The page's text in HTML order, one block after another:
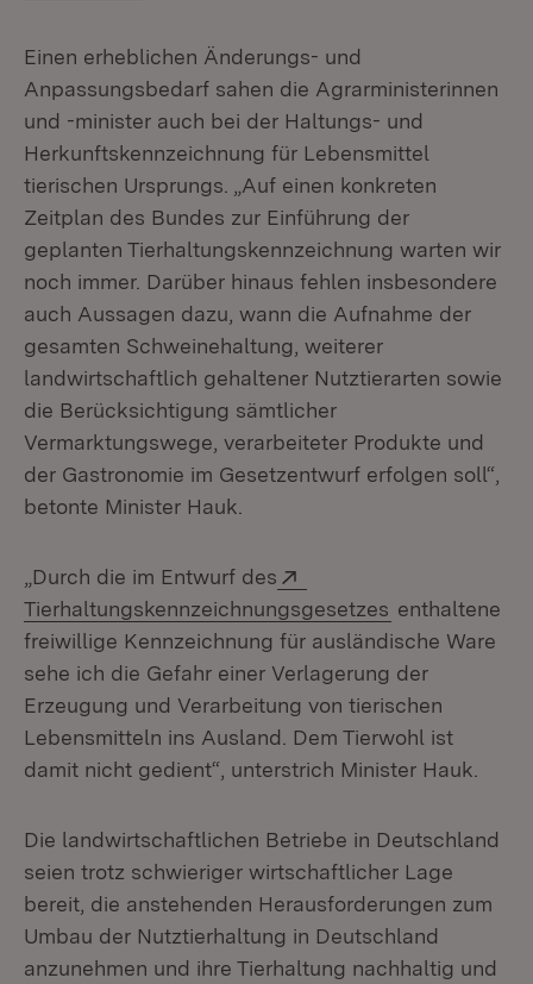
Einen erheblichen Änderungs- und
Anpassungsbedarf sahen die Agrarministerinnen
und -minister auch bei der Haltungs- und
Herkunftskennzeichnung für Lebensmittel
tierischen Ursprungs. „Auf einen konkreten
Zeitplan des Bundes zur Einführung der
geplanten Tierhaltungskennzeichnung warten wir
noch immer. Darüber hinaus fehlen insbesondere
auch Aussagen dazu, wann die Aufnahme der
gesamten Schweinehaltung, weiterer
landwirtschaftlich gehaltener Nutztierarten sowie
die Berücksichtigung sämtlicher
Vermarktungswege, verarbeiteter Produkte und
der Gastronomie im Gesetzentwurf erfolgen soll“,
betonte Minister Hauk.
„Durch die im Entwurf des
Tierhaltungskennzeichnungsgesetzes (Öffnet in
enthaltene
freiwillige Kennzeichnung für ausländische Ware
sehe ich die Gefahr einer Verlagerung der
Erzeugung und Verarbeitung von tierischen
Lebensmitteln ins Ausland. Dem Tierwohl ist
damit nicht gedient“, unterstrich Minister Hauk.
Die landwirtschaftlichen Betriebe in Deutschland
seien trotz schwieriger wirtschaftlicher Lage
bereit, die anstehenden Herausforderungen zum
Umbau der Nutztierhaltung in Deutschland
anzunehmen und ihre Tierhaltung nachhaltig und